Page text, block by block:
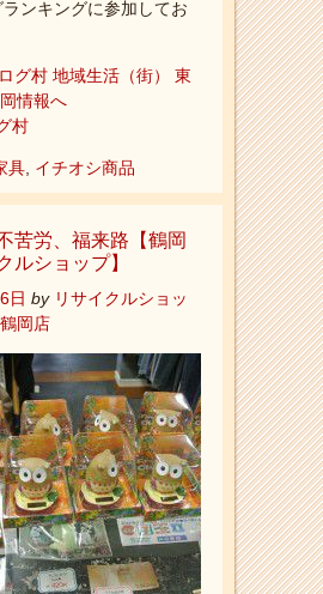
ランキングに参加してお
村
具 イチオシ商品
苦労、福来路【鶴岡
ショップ】
日 by リサイクルショッ
岡店